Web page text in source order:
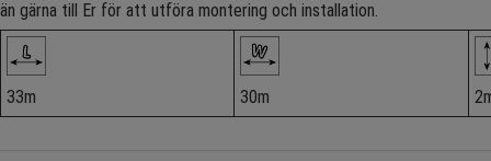
än gärna till Er för att utföra montering och installation.
33m 30m